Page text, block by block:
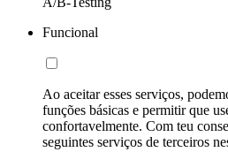
Funcional
Ao aceitar esses serviços,
funções básicas e permitir que
confortavelmente. Com teu
seguintes serviços de terceiros